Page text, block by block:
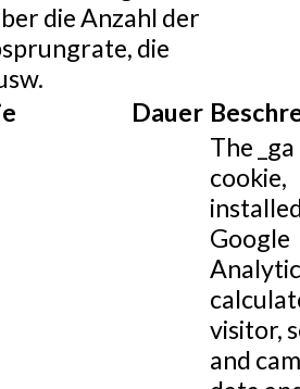
die Anzahl der
die
Dauer
The _ga
cookie,
Google
visitor,
and